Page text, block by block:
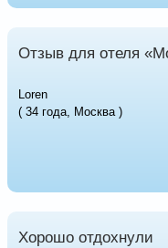
Отзыв для отеля
Loren
( 34 года, Москва )
Хорошо отдохнули